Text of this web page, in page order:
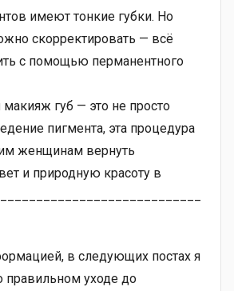
имеют тонкие губки. Но
скорректировать — всё
с помощью перманентного
губ — это не просто
пигмента, эта процедура
женщинам вернуть
и природную красоту в
в следующих постах я
правильном уходе до